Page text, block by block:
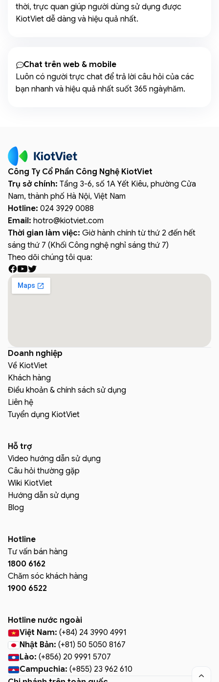
thời, trực quan giúp người dùng sử dụng được
KiotViet dễ dàng và hiệu quả nhất.
Chat trên web & mobile
Luôn có người trực chat để trả lời câu hỏi của các
bạn nhanh và hiệu quả nhất suốt 365 ngày/năm.
Công Ty Cổ Phần Công Nghệ KiotViet
Trụ sở chính: Tầng 3-6, số 1A Yết Kiêu, phường Cửa
Nam, thành phố Hà Nội, Việt Nam
Hotline: 024 3929 0088
Email: hotro@kiotviet.com
Thời gian làm việc: Giờ hành chính từ thứ 2 đến hết
sáng thứ 7 (Khối Công nghệ nghỉ sáng thứ 7)
Theo dõi chúng tôi qua:
Doanh nghiệp
Về KiotViet
Khách hàng
Điều khoản & chính sách sử dụng
Liên hệ
Tuyển dụng KiotViet
Hỗ trợ
Video hướng dẫn sử dụng
Câu hỏi thường gặp
Wiki KiotViet
Hướng dẫn sử dụng
Blog
Hotline
Tư vấn bán hàng
1800 6162
Chăm sóc khách hàng
1900 6522
Hotline nước ngoài
Việt Nam: (+84) 24 3990 4991
Nhật Bản: (+81) 50 5050 8167
Lào: (+856) 20 9991 5707
Campuchia: (+855) 23 962 610
